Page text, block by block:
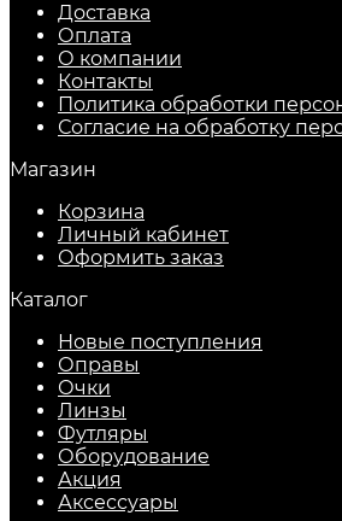
Доставка
Оплата
О компании
Контакты
Политика обработки
Согласие на обработку
Магазин
Корзина
Личный кабинет
Оформить заказ
Каталог
Новые поступления
Оправы
Очки
Линзы
Футляры
Оборудование
Акция
Аксессуары